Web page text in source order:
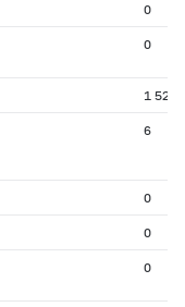
0
0
1 528
6
0
0
0